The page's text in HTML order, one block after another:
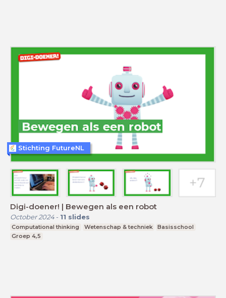
Digi-doener! | Bewegen als een robot
October 2024- 11 slides
Computational thinking Wetenschap & techniek
Basisschool
Groep 4,5
Stichting FutureNL